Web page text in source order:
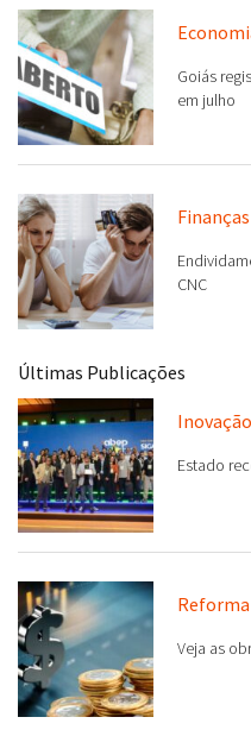
Goiás
em julho
Finanças
CNC
Últimas Publicações
Inovação
Estado
Veja as